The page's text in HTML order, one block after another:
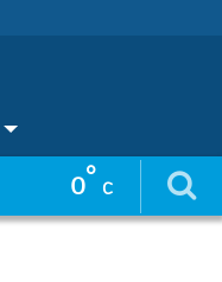
0° C